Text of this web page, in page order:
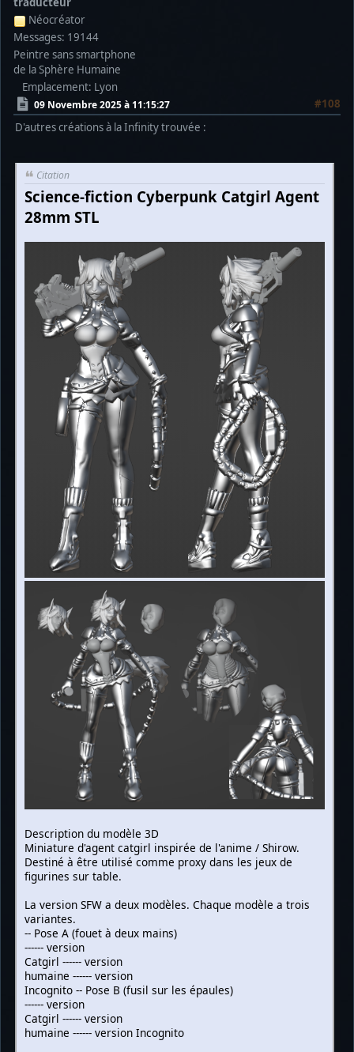
Néocréator
Messages: 19144
Peintre sans smartphone
de la Sphère Humaine
Emplacement: Lyon
09 Novembre 2025 à 11:15:27
#108
D'autres créations à la Infinity trouvée :
Citation
Science-fiction Cyberpunk Catgirl Agent
28mm STL
Description du modèle 3D
Miniature d'agent catgirl inspirée de l'anime / Shirow.
Destiné à être utilisé comme proxy dans les jeux de
figurines sur table.
La version SFW a deux modèles. Chaque modèle a trois
variantes.
-- Pose A (fouet à deux mains)
------ version
Catgirl ------ version
humaine ------ version
Incognito -- Pose B (fusil sur les épaules)
------ version
Catgirl ------ version
humaine ------ version Incognito